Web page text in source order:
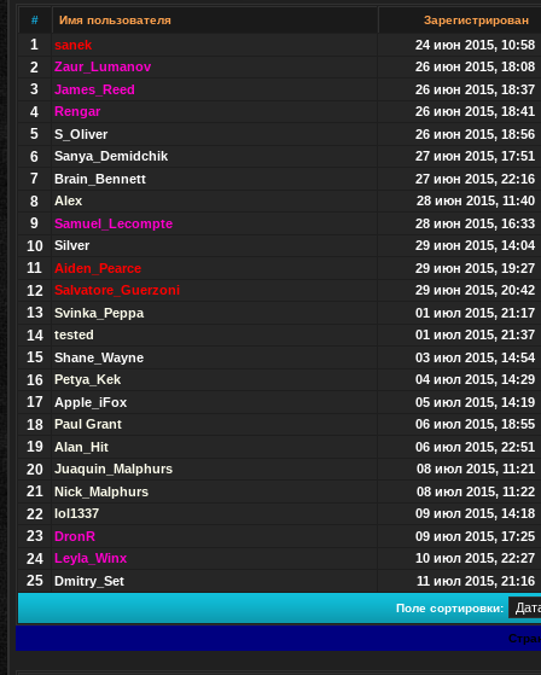
# Имя пользователя Зарегистрирован
1 sanek 24 июн 2015, 10:58
2 Zaur_Lumanov 26 июн 2015, 18:08
3 James_Reed 26 июн 2015, 18:37
4 Rengar 26 июн 2015, 18:41
5 S_Oliver 26 июн 2015, 18:56
6 Sanya_Demidchik 27 июн 2015, 17:51
7 Brain_Bennett 27 июн 2015, 22:16
8 Alex 28 июн 2015, 11:40
9 Samuel_Lecompte 28 июн 2015, 16:33
10 Silver 29 июн 2015, 14:04
11 Aiden_Pearce 29 июн 2015, 19:27
12 Salvatore_Guerzoni 29 июн 2015, 20:42
13 Svinka_Peppa 01 июл 2015, 21:17
14 tested 01 июл 2015, 21:37
15 Shane_Wayne 03 июл 2015, 14:54
16 Petya_Kek 04 июл 2015, 14:29
17 Apple_iFox 05 июл 2015, 14:19
18 Paul Grant 06 июл 2015, 18:55
19 Alan_Hit 06 июл 2015, 22:51
20 Juaquin_Malphurs 08 июл 2015, 11:21
21 Nick_Malphurs 08 июл 2015, 11:22
22 lol1337 09 июл 2015, 14:18
23 DronR 09 июл 2015, 17:25
24 Leyla_Winx 10 июл 2015, 22:27
25 Dmitry_Set 11 июл 2015, 21:16
Поле сортировки: